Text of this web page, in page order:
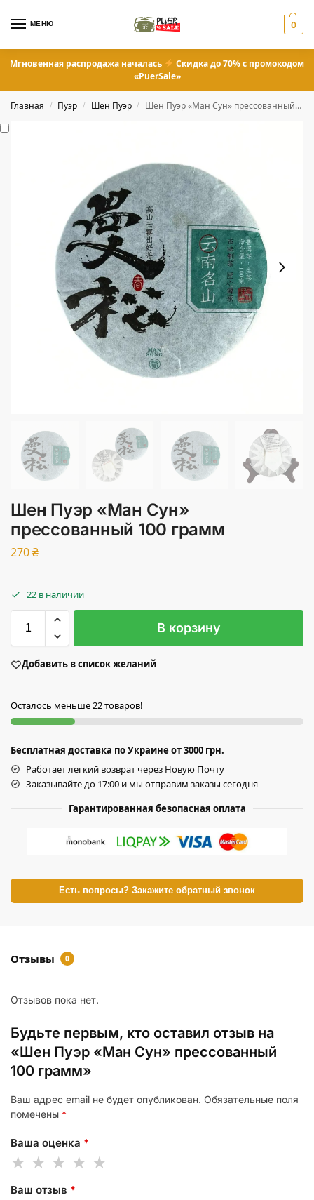
МЕНЮ 0
Мгновенная распродажа началась
Скидка до 70% с промокодом
«PuerSale»
Главная / Пуэр / Шен Пуэр / Шен Пуэр «Ман Сун» прессованный 100 грамм
Шен Пуэр «Ман Сун»
прессованный 100 грамм
270₴
22 в наличии
В корзину
Добавить в список желаний
Осталось меньше 22 товаров!
Бесплатная доставка по Украине от 3000 грн.
Работает легкий возврат через Новую Почту
Заказывайте до 17:00 и мы отправим заказы сегодня
Гарантированная безопасная оплата
Есть вопросы? Закажите обратный звонок
Отзывы 0
Отзывов пока нет.
Будьте первым, кто оставил отзыв на
«Шен Пуэр «Ман Сун» прессованный
100 грамм»
Ваш адрес email не будет опубликован. Обязательные поля
помечены *
Ваша оценка *
Ваш отзыв *